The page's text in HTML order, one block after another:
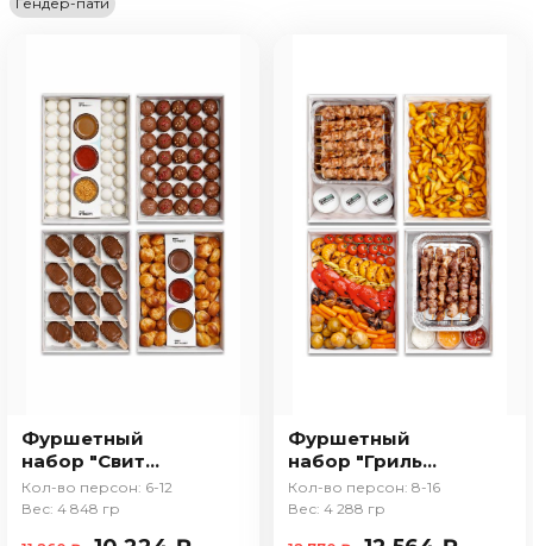
Фуршетный
набор "Свит
дримс №1"
Кол-во персон: 6-12
Вес: 4 848 гр
Фуршетный
набор "Гриль
пати"
Кол-во персон: 8-16
Вес: 4 288 гр